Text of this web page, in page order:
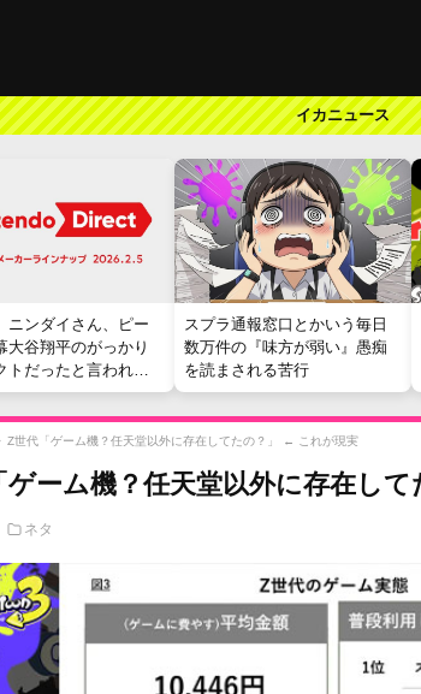
イカニュース
ニンダイさん、ピー
大谷翔平のがっかり
トだったと言われて
スプラ通報窓口とかいう毎日
数万件の『味方が弱い』愚痴
を読まされる苦行
Z世代「ゲーム機？任天堂以外に存在してたの？」 ← これが現実
ゲーム機？任天堂以外に存在し
ネタ